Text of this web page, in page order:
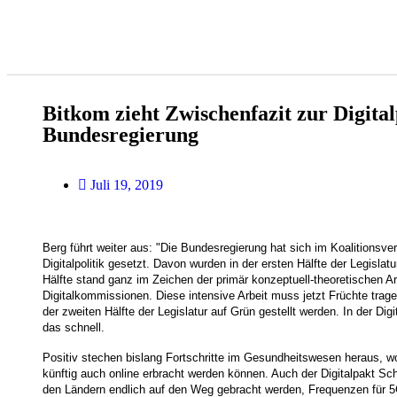
Bitkom zieht Zwischenfazit zur
Bundesregierung
Juli 19, 2019
Berg führt weiter aus: "Die Bundesregierung hat sich im
Digitalpolitik gesetzt. Davon wurden in der ersten Hälfte der
Hälfte stand ganz im Zeichen der primär konzeptuell-theoretischen
Digitalkommissionen. Diese intensive Arbeit muss jetzt Früchte
der zweiten Hälfte der Legislatur auf Grün gestellt werden. In der
das schnell.
Positiv stechen bislang Fortschritte im Gesundheitswesen heraus,
künftig auch online erbracht werden können. Auch der Digitalpakt
den Ländern endlich auf den Weg gebracht werden, Frequenzen für